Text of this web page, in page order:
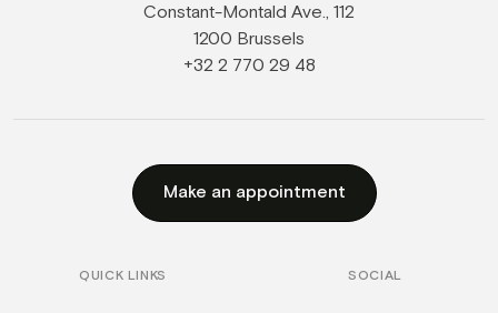
Constant-Montald Ave., 112
1200 Brussels
+32 2 770 29 48
QUICK LINKS SOCIAL
Make an appointment